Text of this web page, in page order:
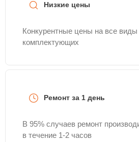
Низкие цены
Конкурентные цены на все виды
комплектующих
Ремонт за 1 день
В 95% случаев ремонт
в течение 1-2 часов